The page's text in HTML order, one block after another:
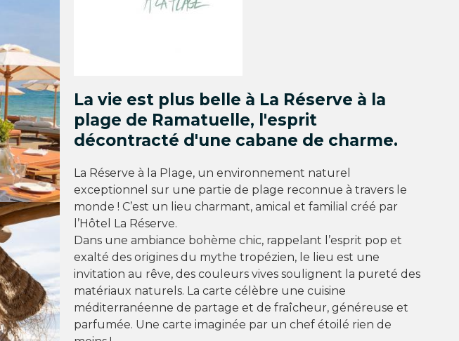
La vie est plus belle à La Réserve à la
plage de Ramatuelle, l'esprit
décontracté d'une cabane de charme.
La Réserve à la Plage, un environnement naturel
exceptionnel sur une partie de plage reconnue à travers le
monde ! C’est un lieu charmant, amical et familial créé par
l’Hôtel La Réserve.
Dans une ambiance bohème chic, rappelant l’esprit pop et
exalté des origines du mythe tropézien, le lieu est une
invitation au rêve, des couleurs vives soulignent la pureté des
matériaux naturels. La carte célèbre une cuisine
méditerranéenne de partage et de fraîcheur, généreuse et
parfumée. Une carte imaginée par un chef étoilé rien de